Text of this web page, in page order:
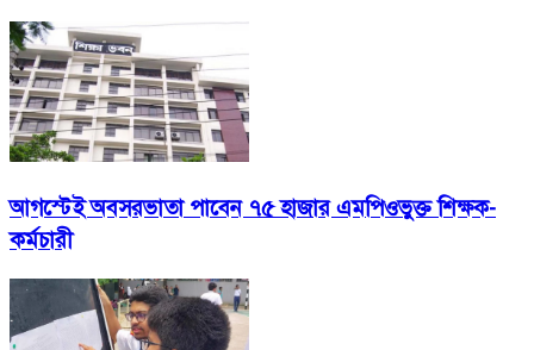
আগস্টেই অবসরভাতা পাবেন ৭৫ হাজার এমপিওভুক্ত শিক্ষক-
কর্মচারী